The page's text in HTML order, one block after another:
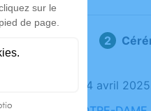
Le jeudi 24 avril